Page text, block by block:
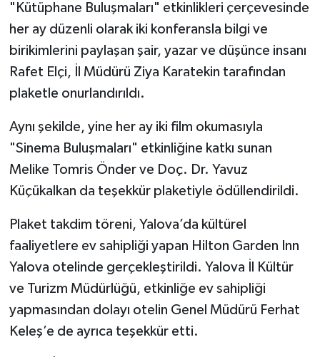
"Kütüphane Buluşmaları" etkinlikleri çerçevesinde
her ay düzenli olarak iki konferansla bilgi ve
birikimlerini paylaşan şair, yazar ve düşünce insanı
Rafet Elçi, İl Müdürü Ziya Karatekin tarafından
plaketle onurlandırıldı.
Aynı şekilde, yine her ay iki film okumasıyla
"Sinema Buluşmaları" etkinliğine katkı sunan
Melike Tomris Önder ve Doç. Dr. Yavuz
Küçükalkan da teşekkür plaketiyle ödüllendirildi.
Plaket takdim töreni, Yalova’da kültürel
faaliyetlere ev sahipliği yapan Hilton Garden Inn
Yalova otelinde gerçekleştirildi. Yalova İl Kültür
ve Turizm Müdürlüğü, etkinliğe ev sahipliği
yapmasından dolayı otelin Genel Müdürü Ferhat
Keleş’e de ayrıca teşekkür etti.